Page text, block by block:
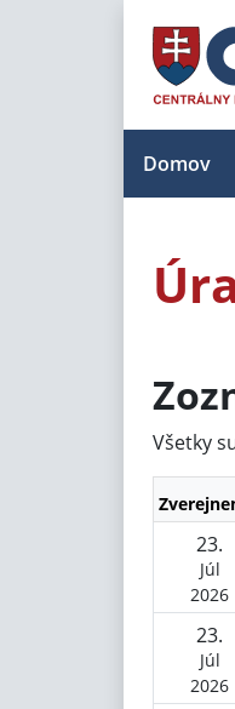
Domov
Všetky
23.
Júl
2026
23.
Júl
2026